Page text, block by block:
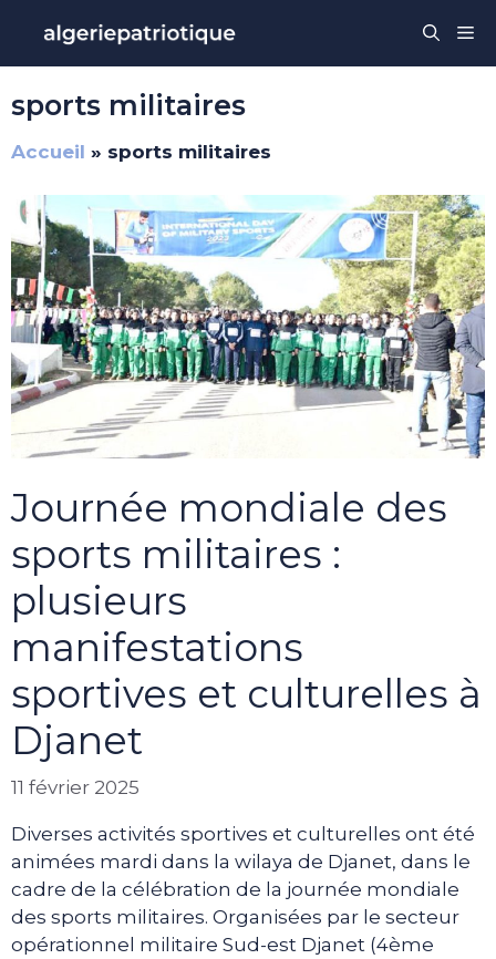
contenu
sports militaires
Accueil » sports militaires
Journée mondiale des
sports militaires :
plusieurs
manifestations
sportives et culturelles à
Djanet
11 février 2025
Diverses activités sportives et culturelles ont été
animées mardi dans la wilaya de Djanet, dans le
cadre de la célébration de la journée mondiale
des sports militaires. Organisées par le secteur
opérationnel militaire Sud-est Djanet (4ème